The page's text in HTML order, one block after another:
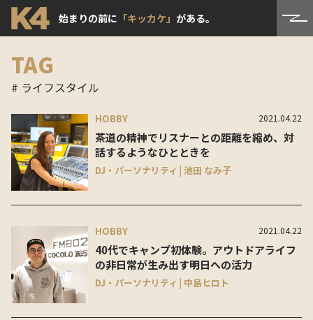
始まりの前に 「キッカケ」 がある。
TAG
# ライフスタイル
HOBBY 2021.04.22
茶道の精神でリスナーとの距離を縮め、対
話するようなひとときを
DJ・パーソナリティ | 池田 なみ子
HOBBY 2021.04.22
40代でキャンプ初体験。アウトドアライフ
の非日常が生み出す明日への活力
DJ・パーソナリティ | 中島ヒロト